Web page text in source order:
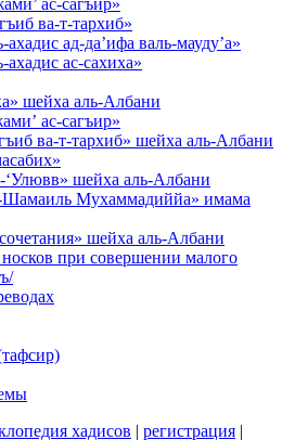
ас-сагъир»
ва-т-тархиб»
ахадис ад-да’ифа валь-мауду’а»
ахадис ас-сахиха»
шейха аль-Албани
ас-сагъир»
ва-т-тархиб» шейха аль-Албани
‘Улювв» шейха аль-Албани
Шамаиль Мухаммадиййа» имама
шейха аль-Албани
при совершении малого
хадисов | регистрация |